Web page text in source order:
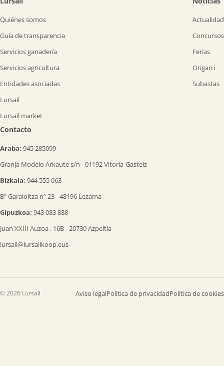
Quiénes somos
Guía de transparencia
Servicios ganadería
Servicios agricultura
Entidades asociadas
Lursail
Lursail market
Actualidad
Concursos
Ferias
Ongarri
Subastas
Contacto
Araba: 945 285099
Granja Modelo Arkaute s/n - 01192 Vitoria-Gasteiz
Bizkaia: 944 555 063
Bº Garaioltza nº 23 - 48196 Lezama
Gipuzkoa: 943 083 888
Juan XXIII Auzoa , 16B - 20730 Azpeitia
lursail@lursailkoop.eus
© 2026 Lursail Aviso legalPolítica de privacidadPolítica de cookies